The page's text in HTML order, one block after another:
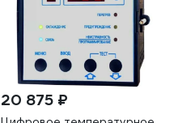
20 875 ₽